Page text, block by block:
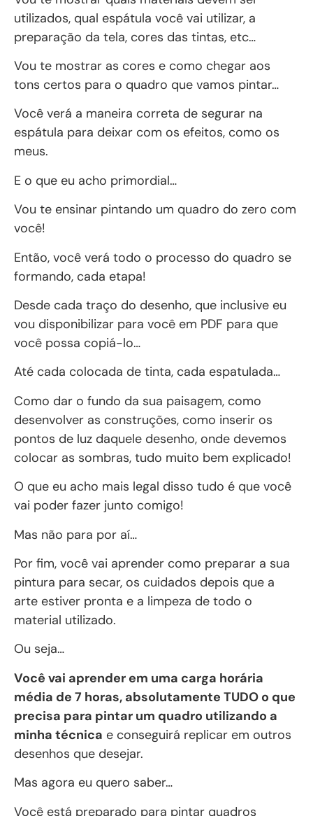
utilizados, qual espátula você vai utilizar, a
preparação da tela, cores das tintas, etc…
Vou te mostrar as cores e como chegar aos
tons certos para o quadro que vamos pintar…
Você verá a maneira correta de segurar na
espátula para deixar com os efeitos, como os
meus.
E o que eu acho primordial…
Vou te ensinar pintando um quadro do zero com
você!
Então, você verá todo o processo do quadro se
formando, cada etapa!
Desde cada traço do desenho, que inclusive eu
vou disponibilizar para você em PDF para que
você possa copiá-lo…
Até cada colocada de tinta, cada espatulada…
Como dar o fundo da sua paisagem, como
desenvolver as construções, como inserir os
pontos de luz daquele desenho, onde devemos
colocar as sombras, tudo muito bem explicado!
O que eu acho mais legal disso tudo é que você
vai poder fazer junto comigo!
Mas não para por aí…
Por fim, você vai aprender como preparar a sua
pintura para secar, os cuidados depois que a
arte estiver pronta e a limpeza de todo o
material utilizado.
Ou seja…
Você vai aprender em uma carga horária
média de 7 horas, absolutamente TUDO o que
precisa para pintar um quadro utilizando a
minha técnica e conseguirá replicar em outros
desenhos que desejar.
Mas agora eu quero saber…
Você está preparado para pintar quadros